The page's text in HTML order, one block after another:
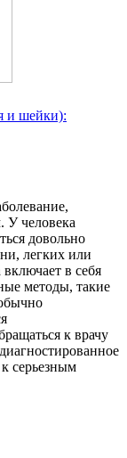
и шейки):
У человека
довольно
легких или
в себя
методы, такие
к врачу
серьезным